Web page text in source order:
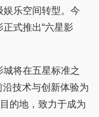
乐空间转型。今
式推出“六星影
将在五星标准之
沿技术与创新体验为
的地，致力于成为